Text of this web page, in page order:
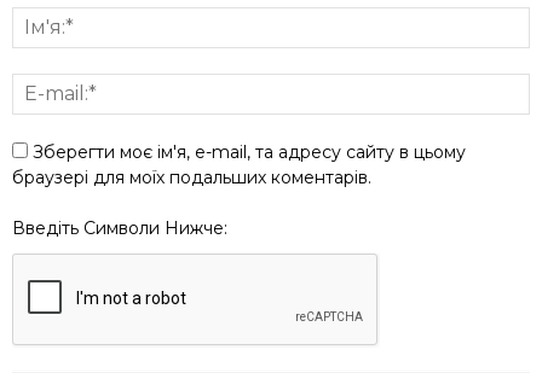
Зберегти моє ім'я, e-mail, та адресу сайту в цьому
браузері для моїх подальших коментарів.
Введіть Символи Нижче: